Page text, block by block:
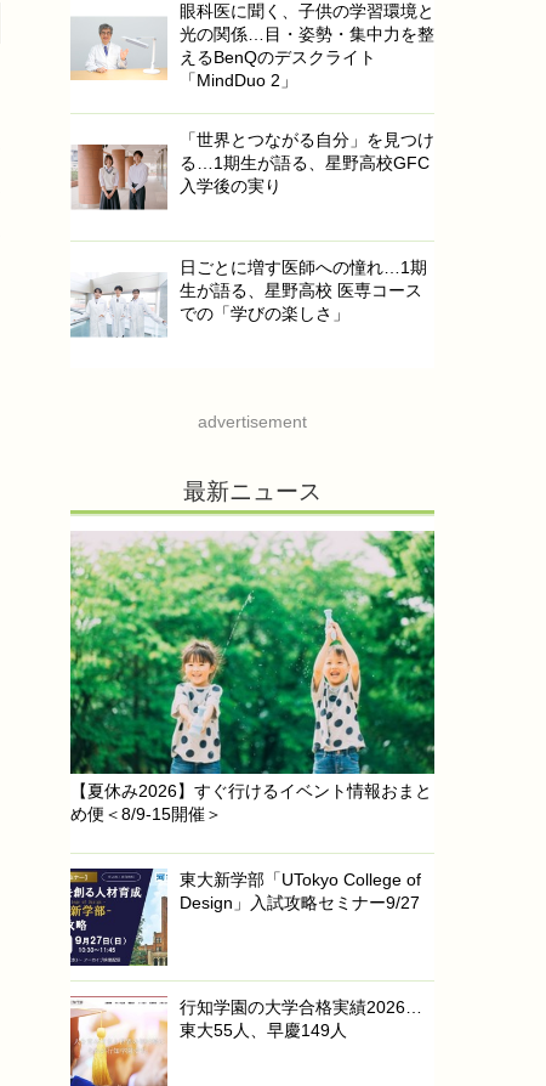
眼科医に聞く、子供の学習環境と
光の関係…目・姿勢・集中力を整
えるBenQのデスクライト
「MindDuo 2」
「世界とつながる自分」を見つけ
る…1期生が語る、星野高校GFC
入学後の実り
日ごとに増す医師への憧れ…1期
生が語る、星野高校 医専コース
での「学びの楽しさ」
advertisement
最新ニュース
【夏休み2026】すぐ行けるイベント情報おまと
め便＜8/9-15開催＞
東大新学部「UTokyo College of
Design」入試攻略セミナー9/27
行知学園の大学合格実績2026…
東大55人、早慶149人